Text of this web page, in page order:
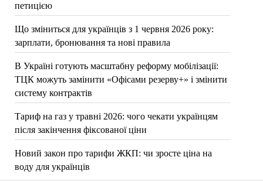
петицією
Що зміниться для українців з 1 червня 2026 року:
зарплати, бронювання та нові правила
В Україні готують масштабну реформу мобілізації:
ТЦК можуть замінити «Офісами резерву+» і змінити
систему контрактів
Тариф на газ у травні 2026: чого чекати українцям
після закінчення фіксованої ціни
Новий закон про тарифи ЖКП: чи зросте ціна на
воду для українців